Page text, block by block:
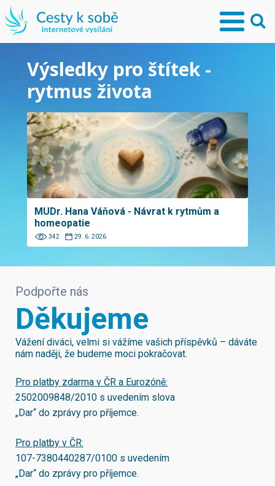
Výsledky pro štítek -
rytmus života
MUDr. Hana Váňová - Návrat k rytmům a
homeopatie
342 29. 6. 2026
Podpořte nás
Děkujeme
Vážení diváci, velmi si vážíme vašich příspěvků – dáváte
nám naději, že budeme moci pokračovat.
Pro platby zdarma v ČR a Eurozóně:
2502009848/2010 s uvedením slova
„Dar“ do zprávy pro příjemce.
Pro platby v ČR:
107-7380440287/0100 s uvedením
„Dar“ do zprávy pro příjemce.